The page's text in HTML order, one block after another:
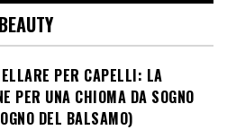
BEAUTY
PER CAPELLI: LA
PER UNA CHIOMA DA SOGNO
DEL BALSAMO)